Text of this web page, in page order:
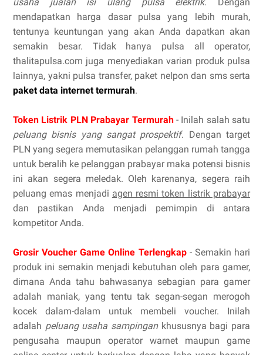
mendapatkan harga dasar pulsa yang lebih murah,
tentunya keuntungan yang akan Anda dapatkan akan
semakin besar. Tidak hanya pulsa all operator,
thalitapulsa.com juga menyediakan varian produk pulsa
lainnya, yakni pulsa transfer, paket nelpon dan sms serta
paket data internet termurah.
Token Listrik PLN Prabayar Termurah- Inilah salah satu
peluang bisnis yang sangat prospektif. Dengan target
PLN yang segera memutasikan pelanggan rumah tangga
untuk beralih ke pelanggan prabayar maka potensi bisnis
ini akan segera meledak. Oleh karenanya, segera raih
peluang emas menjadi agen resmi token listrik prabayar
dan pastikan Anda menjadi pemimpin di antara
kompetitor Anda.
Grosir Voucher Game Online Terlengkap- Semakin hari
produk ini semakin menjadi kebutuhan oleh para gamer,
dimana Anda tahu bahwasanya sebagian para gamer
adalah maniak, yang tentu tak segan-segan merogoh
kocek dalam-dalam untuk membeli voucher. Inilah
adalah peluang usaha sampingankhususnya bagi para
pengusaha maupun operator warnet maupun game